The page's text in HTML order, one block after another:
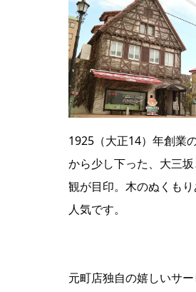
1925（大正14）年創業
から少し下った、大三
観が目印。木のぬくも
人気です。
元町店独自の嬉しいサ